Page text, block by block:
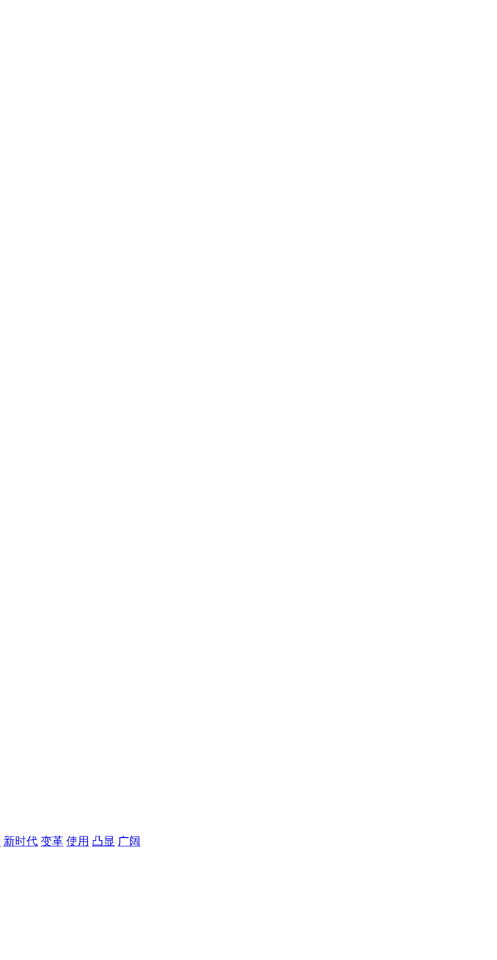
新时代 变革 使用 凸显 广阔